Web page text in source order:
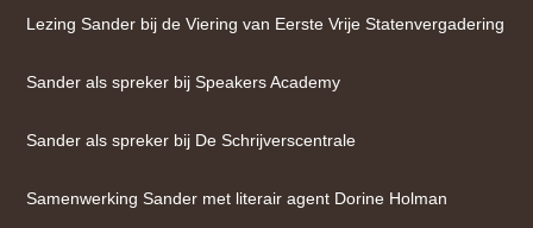
Lezing Sander bij de Viering van Eerste Vrije Statenvergadering
Sander als spreker bij Speakers Academy
Sander als spreker bij De Schrijverscentrale
Samenwerking Sander met literair agent Dorine Holman